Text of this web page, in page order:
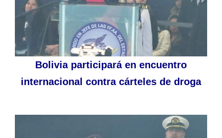
Bolivia participará en encuentro
internacional contra cárteles de droga